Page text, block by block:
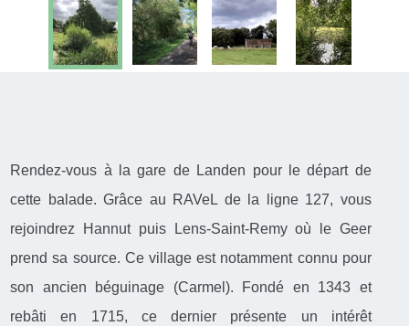
Rendez-vous à la gare de Landen pour le départ de
cette balade. Grâce au RAVeL de la ligne 127, vous
rejoindrez Hannut puis Lens-Saint-Remy où le Geer
prend sa source. Ce village est notamment connu pour
son ancien béguinage (Carmel). Fondé en 1343 et
rebâti en 1715, ce dernier présente un intérêt